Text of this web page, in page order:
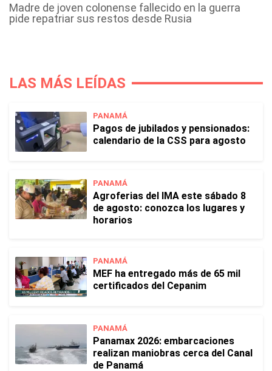
Madre de joven colonense fallecido en la guerra
pide repatriar sus restos desde Rusia
LAS MÁS LEÍDAS
PANAMÁ
Pagos de jubilados y pensionados:
calendario de la CSS para agosto
PANAMÁ
Agroferias del IMA este sábado 8
de agosto: conozca los lugares y
horarios
PANAMÁ
MEF ha entregado más de 65 mil
certificados del Cepanim
PANAMÁ
Panamax 2026: embarcaciones
realizan maniobras cerca del Canal
de Panamá